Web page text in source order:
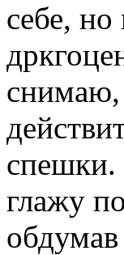
себе, но
снимаю,
спешки.
глажу